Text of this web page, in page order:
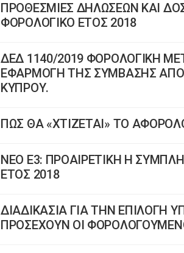
ΠΡΟΘΕΣΜΙΕΣ ΔΗΛΩΣΕΩΝ ΚΑΙ
ΦΟΡΟΛΟΓΙΚΟ ΕΤΟΣ 2018
ΔΕΔ 1140/2019 ΦΟΡΟΛΟΓΙΚΗ
ΕΦΑΡΜΟΓΗ ΤΗΣ ΣΥΜΒΑΣΗΣ
ΚΥΠΡΟΥ.
ΠΩΣ ΘΑ «ΧΤΙΖΕΤΑΙ» ΤΟ
ΝΕΟ Ε3: ΠΡΟΑΙΡΕΤΙΚΗ Η
ΕΤΟΣ 2018
ΔΙΑΔΙΚΑΣΙΑ ΓΙΑ ΤΗΝ ΕΠΙΛΟΓΗ
ΠΡΟΣΕΧΟΥΝ ΟΙ